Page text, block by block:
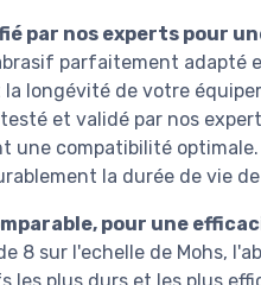
par nos experts pour
parfaitement adapté
longévité de votre
et validé par nos
une compatibilité
la durée de vie
pour une
8 sur l'echelle de Mohs,